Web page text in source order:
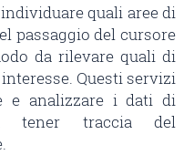
quali aree di
passaggio del cursore
da rilevare quali di
Questi servizi
e analizzare i dati di
tener traccia del